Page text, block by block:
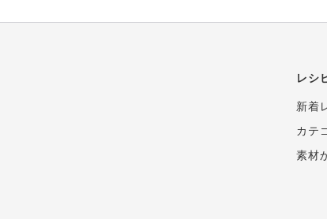
レシ
新着
カテ
素材